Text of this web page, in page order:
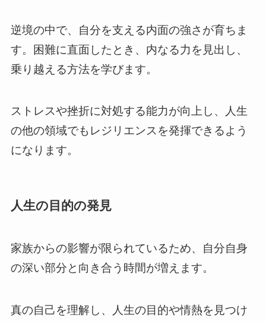
逆境の中で、自分を支える内面の強さが育ちま
す。困難に直面したとき、内なる力を見出し、
乗り越える方法を学びます。
ストレスや挫折に対処する能力が向上し、人生
の他の領域でもレジリエンスを発揮できるよう
になります。
人生の目的の発見
家族からの影響が限られているため、自分自身
の深い部分と向き合う時間が増えます。
真の自己を理解し、人生の目的や情熱を見つけ